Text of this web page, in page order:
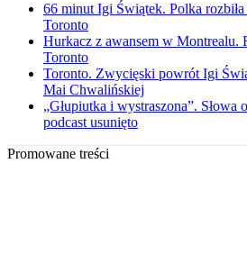
66 minut Igi Świątek. Polka
Toronto
Hurkacz z awansem w Montrealu.
Toronto
Toronto. Zwycięski powrót Igi
Mai Chwalińskiej
„Głupiutka i wystraszona”. Słowa
podcast usunięto
Promowane treści